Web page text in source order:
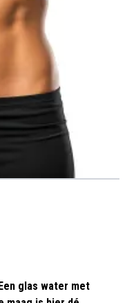
glas water met